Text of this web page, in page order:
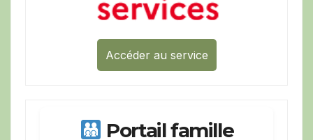
Accéder au service
Portail famille